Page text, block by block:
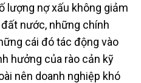
lượng nợ xấu không giảm
nước, những chính
cái đó tác động vào
hưởng của rào cản kỹ
nên doanh nghiệp khó